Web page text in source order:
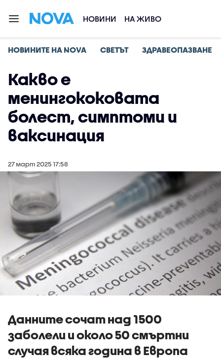
НОВИНИ НА ЖИВО
НОВИНИТЕ НА NOVA СВЕТЪТ ЗДРАВЕОПАЗВАНЕ
Какво е
менингококовата
болест, симптоми и
ваксинация
27 март 2025 17:58
Данните сочат над 1500
заболели и около 50 смъртни
случая всяка година в Европа